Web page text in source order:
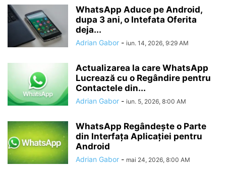
WhatsApp Aduce pe Android,
dupa 3 ani, o Intefata Oferita
deja...
Adrian Gabor - iun. 14, 2026, 9:29 AM
Actualizarea la care WhatsApp
Lucrează cu o Regândire pentru
Contactele din...
Adrian Gabor - iun. 5, 2026, 8:00 AM
WhatsApp Regândește o Parte
din Interfața Aplicației pentru
Android
Adrian Gabor - mai 24, 2026, 8:00 AM